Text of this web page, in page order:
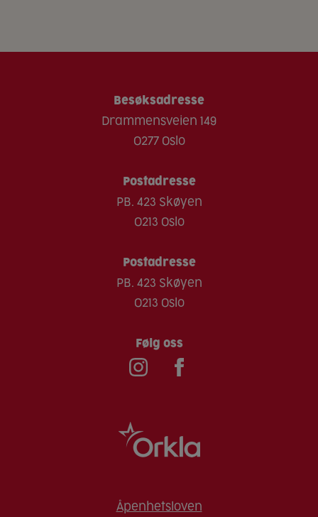
Besøksadresse
Drammensveien 149
0277 Oslo
Postadresse
PB. 423 Skøyen
0213 Oslo
Postadresse
PB. 423 Skøyen
0213 Oslo
Følg oss
Åpenhetsloven